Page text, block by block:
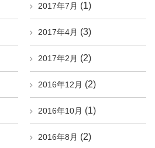
2017年7月 (1)
2017年4月 (3)
2017年2月 (2)
2016年12月 (2)
2016年10月 (1)
2016年8月 (2)